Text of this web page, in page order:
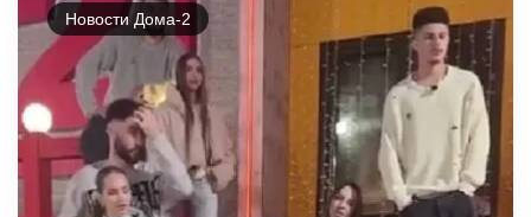
Новости Дома-2